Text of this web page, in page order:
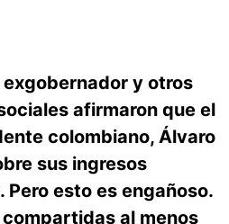
y otros
afirmaron que el
colombiano, Álvaro
sus ingresos
esto es engañoso.
al menos